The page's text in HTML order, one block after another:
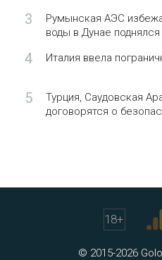
3
Румынская АЭС
воды в Дунае поднялся
4 Италия ввела
5
Турция, Саудовская
договорятся о
18+
© 2015-2026